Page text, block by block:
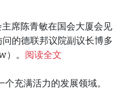
席陈青敏在国会大厦会见
的德联邦议院副议长博多
。 阅读全文
充满活力的发展领域。